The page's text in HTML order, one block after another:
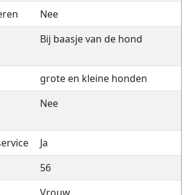
Nee
Bij baasje van de hond
grote en kleine honden
Nee
Ja
56